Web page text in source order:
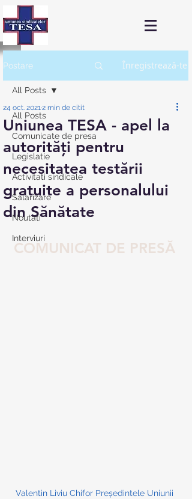
Postare Înregistrează-te
All Posts
Comunicate de presa
Legislatie
Activitati sindicale
Salarizare
Noutati
Interviuri
All Posts
Uniunea TESA - apel la
autorități pentru
necesitatea testării
gratuite a personalului
din Sănătate
24 oct. 20212 min de citit
COMUNICAT DE PRESĂ
Valentin Liviu Chifor Președintele Uniunii